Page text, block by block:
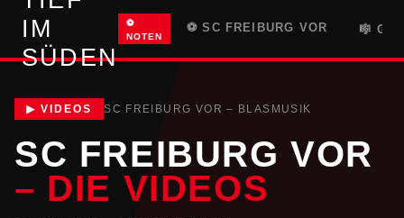
IM
SÜDEN
⚽
NOTEN
⚽ SC FREIBURG VOR 🎼
▶ VIDEOS SC FREIBURG VOR – BLASMUSIK
SC FREIBURG VOR
– DIE VIDEOS